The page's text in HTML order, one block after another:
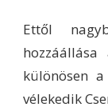
Ettől
különösen
vélekedik